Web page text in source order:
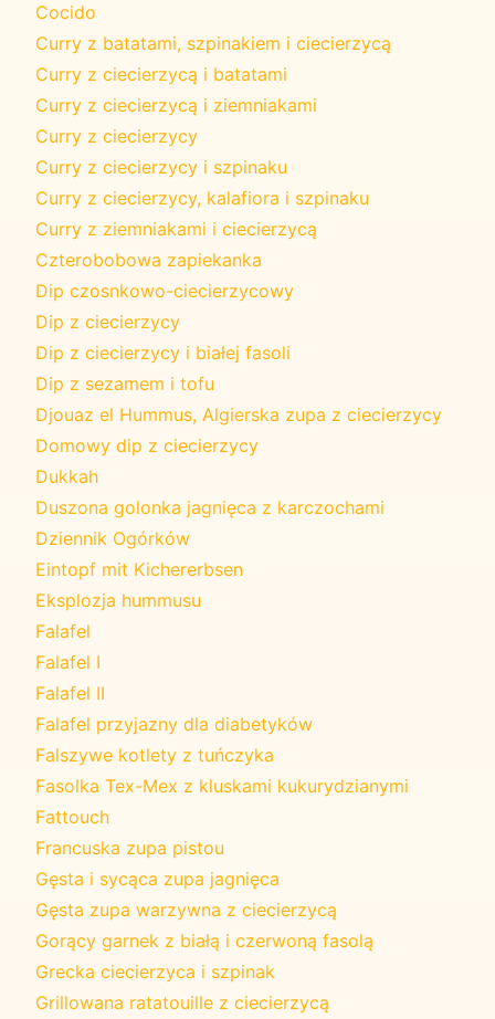
Cocido
Curry z batatami, szpinakiem i ciecierzycą
Curry z ciecierzycą i batatami
Curry z ciecierzycą i ziemniakami
Curry z ciecierzycy
Curry z ciecierzycy i szpinaku
Curry z ciecierzycy, kalafiora i szpinaku
Curry z ziemniakami i ciecierzycą
Czterobobowa zapiekanka
Dip czosnkowo-ciecierzycowy
Dip z ciecierzycy
Dip z ciecierzycy i białej fasoli
Dip z sezamem i tofu
Djouaz el Hummus, Algierska zupa z ciecierzycy
Domowy dip z ciecierzycy
Dukkah
Duszona golonka jagnięca z karczochami
Dziennik Ogórków
Eintopf mit Kichererbsen
Eksplozja hummusu
Falafel
Falafel I
Falafel II
Falafel przyjazny dla diabetyków
Falszywe kotlety z tuńczyka
Fasolka Tex-Mex z kluskami kukurydzianymi
Fattouch
Francuska zupa pistou
Gęsta i sycąca zupa jagnięca
Gęsta zupa warzywna z ciecierzycą
Gorący garnek z białą i czerwoną fasolą
Grecka ciecierzyca i szpinak
Grillowana ratatouille z ciecierzycą